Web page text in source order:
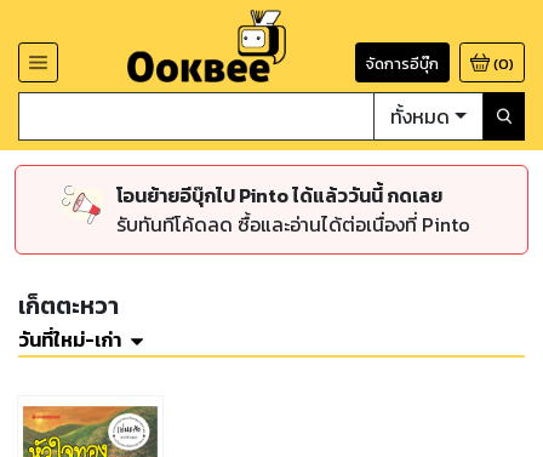
จัดการอีบุ๊ก (0)
ทั้งหมด
โอนย้ายอีบุ๊กไป Pinto ได้แล้ววันนี้ กดเลย
รับทันทีโค้ดลด ซื้อและอ่านได้ต่อเนื่องที่ Pinto
เก็ตตะหวา
วันที่ใหม่-เก่า